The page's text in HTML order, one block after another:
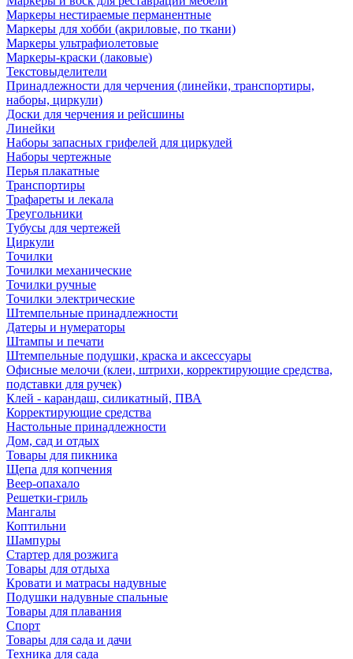
Маркеры нестираемые перманентные
Маркеры для хобби (акриловые, по ткани)
Маркеры ультрафиолетовые
Маркеры-краски (лаковые)
Текстовыделители
Принадлежности для черчения (линейки, транспортиры,
наборы, циркули)
Доски для черчения и рейсшины
Линейки
Наборы запасных грифелей для циркулей
Наборы чертежные
Перья плакатные
Транспортиры
Трафареты и лекала
Треугольники
Тубусы для чертежей
Циркули
Точилки
Точилки механические
Точилки ручные
Точилки электрические
Штемпельные принадлежности
Датеры и нумераторы
Штампы и печати
Штемпельные подушки, краска и аксессуары
Офисные мелочи (клеи, штрихи, корректирующие средства,
подставки для ручек)
Клей - карандаш, силикатный, ПВА
Корректирующие средства
Настольные принадлежности
Дом, сад и отдых
Товары для пикника
Щепа для копчения
Веер-опахало
Решетки-гриль
Мангалы
Коптильни
Шампуры
Стартер для розжига
Товары для отдыха
Кровати и матрасы надувные
Подушки надувные спальные
Товары для плавания
Спорт
Товары для сада и дачи
Техника для сада